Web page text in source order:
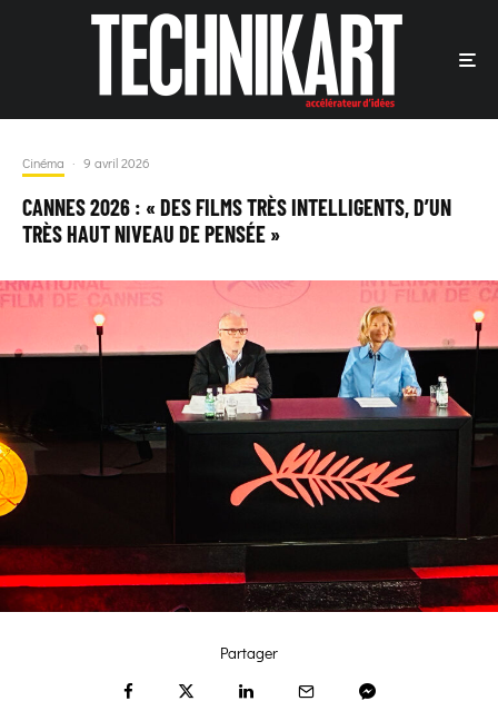
Cinéma · 9 avril 2026
CANNES 2026 : « DES FILMS TRÈS INTELLIGENTS, D’UN
TRÈS HAUT NIVEAU DE PENSÉE »
Partager